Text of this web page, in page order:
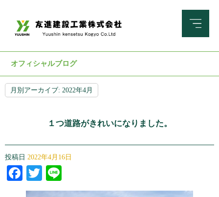
オフィシャルブログ
月別アーカイブ: 2022年4月
１つ道路がきれいになりました。
投稿日 2022年4月16日
Facebook
Twitter